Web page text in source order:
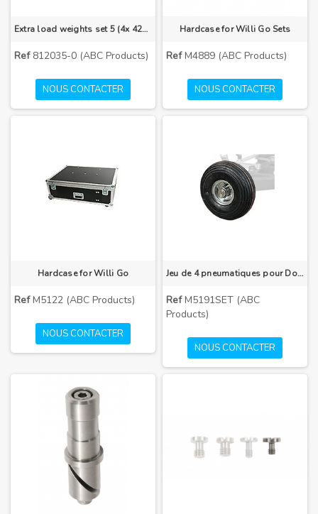
Extra load weights set 5 (4x 420g)
Ref812035-0 (ABC Products)
NOUS CONTACTER
Hardcase for Willi Go Sets
RefM4889 (ABC Products)
NOUS CONTACTER
Hardcase for Willi Go
RefM5122 (ABC Products)
NOUS CONTACTER
Jeu de 4 pneumatiques pour Dolly CD5
RefM5191SET (ABC
Products)
NOUS CONTACTER